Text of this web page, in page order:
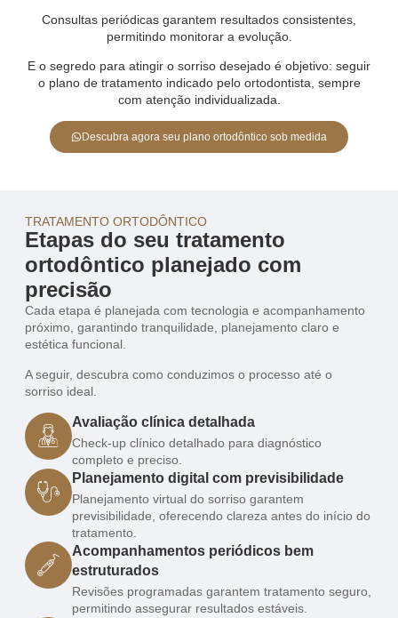
Consultas periódicas garantem resultados consistentes,
permitindo monitorar a evolução.
E o segredo para atingir o sorriso desejado é objetivo: seguir
o plano de tratamento indicado pelo ortodontista, sempre
com atenção individualizada.
Descubra agora seu plano ortodôntico sob medida
TRATAMENTO ORTODÔNTICO
Etapas do seu tratamento
ortodôntico planejado com
precisão
Cada etapa é planejada com tecnologia e acompanhamento
próximo, garantindo tranquilidade, planejamento claro e
estética funcional.
A seguir, descubra como conduzimos o processo até o
sorriso ideal.
Avaliação clínica detalhada
Check-up clínico detalhado para diagnóstico
completo e preciso.
Planejamento digital com previsibilidade
Planejamento virtual do sorriso garantem
previsibilidade, oferecendo clareza antes do início do
tratamento.
Acompanhamentos periódicos bem
estruturados
Revisões programadas garantem tratamento seguro,
permitindo assegurar resultados estáveis.